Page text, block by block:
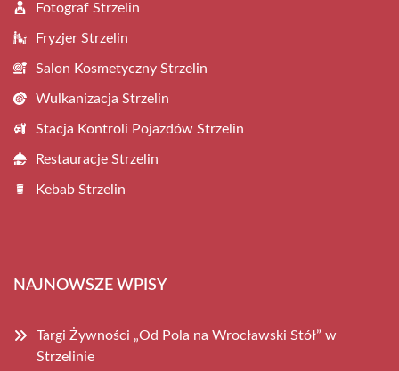
Fotograf Strzelin
Fryzjer Strzelin
Salon Kosmetyczny Strzelin
Wulkanizacja Strzelin
Stacja Kontroli Pojazdów Strzelin
Restauracje Strzelin
Kebab Strzelin
NAJNOWSZE WPISY
Targi Żywności „Od Pola na Wrocławski Stół” w
Strzelinie